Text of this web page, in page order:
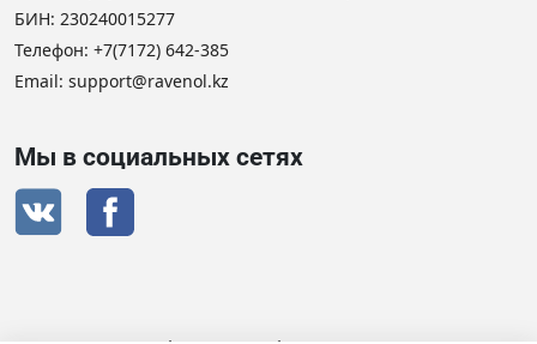
БИН: 230240015277
Телефон: +7(7172) 642-385
Email: support@ravenol.kz
Мы в социальных сетях